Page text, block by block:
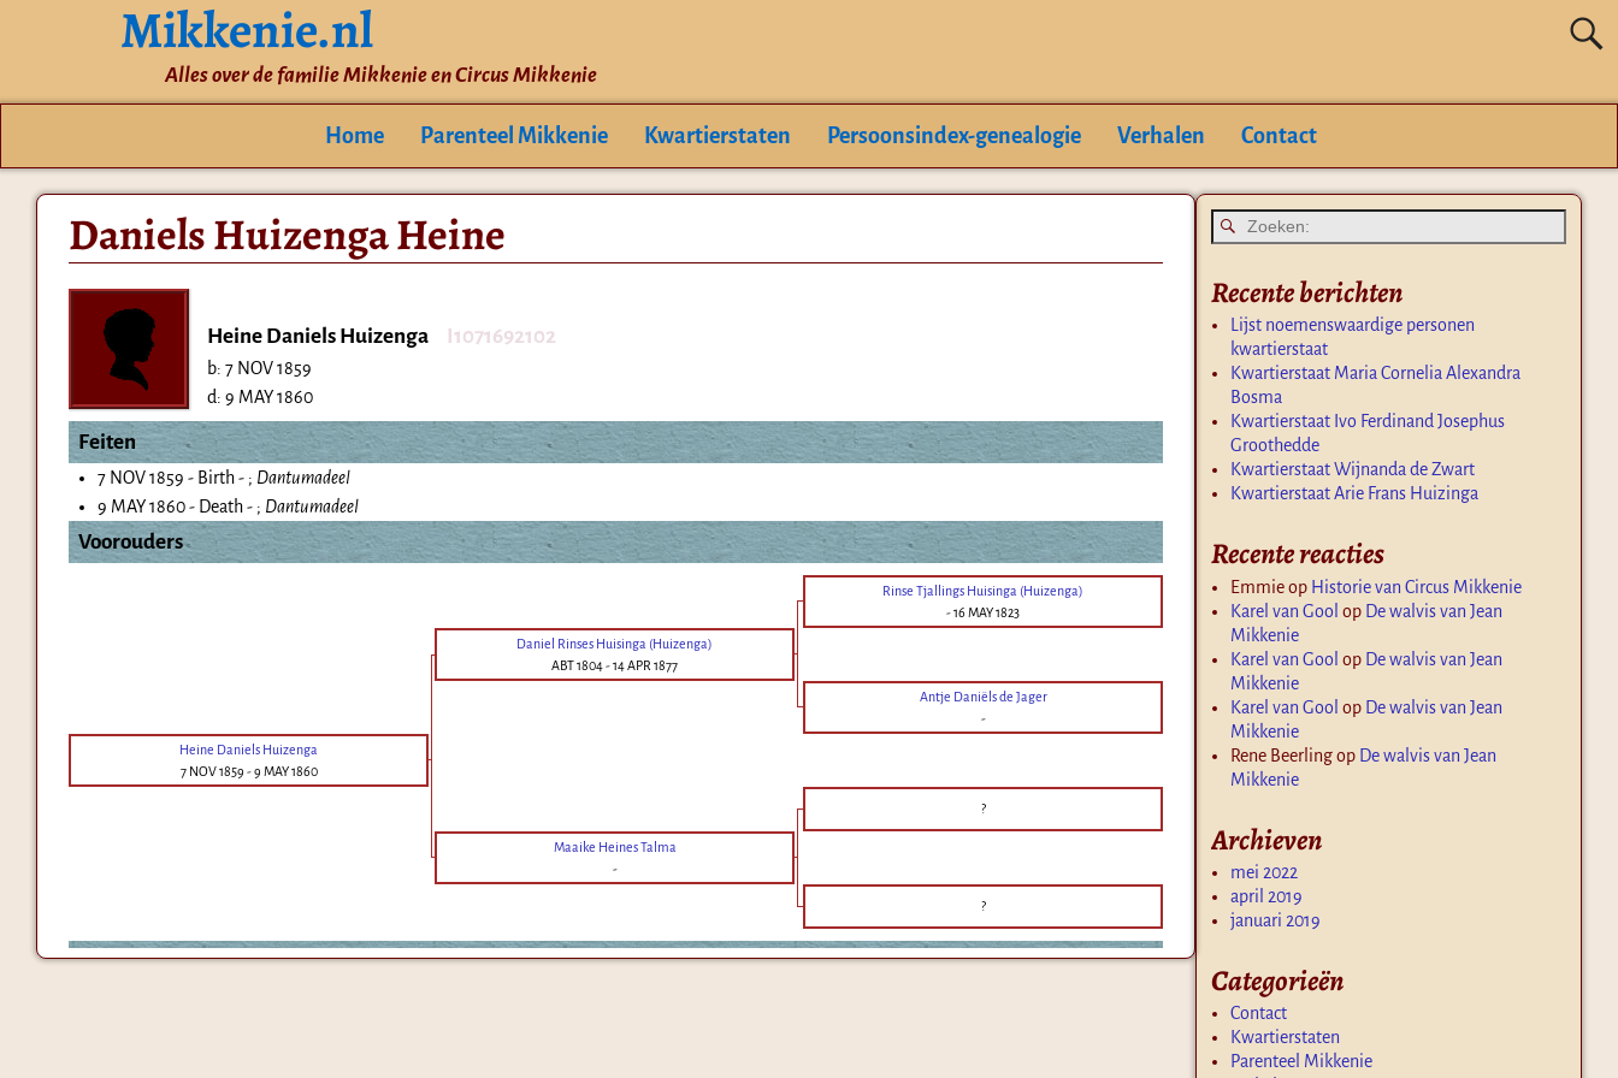
Mikkenie.nl
Alles over de familie Mikkenie en Circus Mikkenie
Home Parenteel Mikkenie Kwartierstaten Persoonsindex-genealogie Verhalen Contact
Daniels Huizenga Heine
Heine Daniels Huizenga I1071692102
b: 7 NOV 1859
d: 9 MAY 1860
Feiten
7 NOV 1859 - Birth - ; Dantumadeel
9 MAY 1860 - Death - ; Dantumadeel
Voorouders
Rinse Tjallings Huisinga (Huizenga)
-16 MAY 1823
Daniel Rinses Huisinga (Huizenga)
ABT 1804-14 APR 1877
Antje Daniëls de Jager
-
Heine Daniels Huizenga
7 NOV 1859 -9 MAY 1860
?
Maaike Heines Talma
-
?
Recente berichten
Lijst noemenswaardige personen
kwartierstaat
Kwartierstaat Maria Cornelia Alexandra
Bosma
Kwartierstaat Ivo Ferdinand Josephus
Groothedde
Kwartierstaat Wijnanda de Zwart
Kwartierstaat Arie Frans Huizinga
Recente reacties
Emmieop Historie van Circus Mikkenie
Karel van Gool op De walvis van Jean
Mikkenie
Karel van Gool op De walvis van Jean
Mikkenie
Karel van Gool op De walvis van Jean
Mikkenie
Rene Beerlingop De walvis van Jean
Mikkenie
Archieven
mei 2022
april 2019
januari 2019
Categorieën
Contact
Kwartierstaten
Parenteel Mikkenie